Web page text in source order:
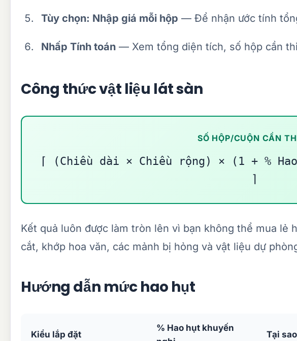
Tùy chọn: Nhập giá mỗi hộp — Để nhận ước tính
Nhấp Tính toán — Xem tổng diện tích, số hộp cần
Công thức vật liệu lát sàn
SỐ HỘP/CUỘN CẦN
⌈ (Chiều dài × Chiều rộng) × (1 + %
⌉
Kết quả luôn được làm tròn lên vì bạn không thể mua lẻ
cắt, khớp hoa văn, các mảnh bị hỏng và vật liệu dự
Hướng dẫn mức hao hụt
Kiểu lắp đặt
% Hao hụt khuyến
Tại